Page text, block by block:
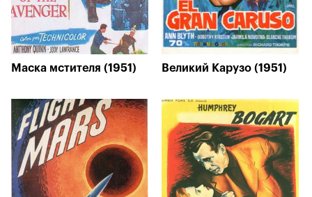
Маска мстителя (1951) Великий Карузо (1951)